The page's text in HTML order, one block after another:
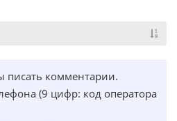
писать комментарии.
(9 цифр: код оператора